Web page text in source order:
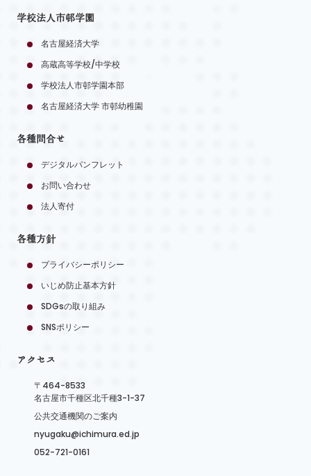
学校法人市邨学園
名古屋経済大学
高蔵高等学校/中学校
学校法人市邨学園本部
名古屋経済大学 市邨幼稚園
各種問合せ
デジタルパンフレット
お問い合わせ
法人寄付
各種方針
プライバシーポリシー
いじめ防止基本方針
SDGsの取り組み
SNSポリシー
アクセス
〒464-8533
名古屋市千種区北千種3-1-37
公共交通機関のご案内
nyugaku@ichimura.ed.jp
052-721-0161